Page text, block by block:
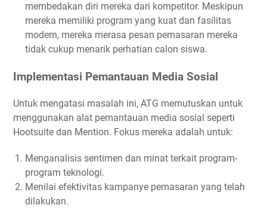
membedakan diri mereka dari kompetitor. Meskipun
mereka memiliki program yang kuat dan fasilitas
modern, mereka merasa pesan pemasaran mereka
tidak cukup menarik perhatian calon siswa.
Implementasi Pemantauan Media Sosial
Untuk mengatasi masalah ini, ATG memutuskan untuk
menggunakan alat pemantauan media sosial seperti
Hootsuite dan Mention. Fokus mereka adalah untuk:
Menganalisis sentimen dan minat terkait program-
program teknologi.
Menilai efektivitas kampanye pemasaran yang telah
dilakukan.